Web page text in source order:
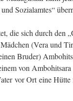
Sozialamtes“
die sich durch den
(Vera und
Bruder)
von
vor Ort eine